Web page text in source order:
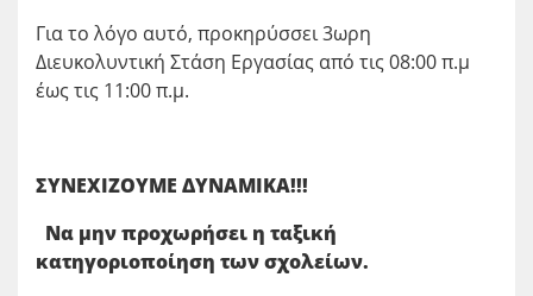
Για το λόγο αυτό, προκηρύσσει 3ωρη
Διευκολυντική Στάση Εργασίας από τις 08:00 π.μ
έως τις 11:00 π.μ.
ΣΥΝΕΧΙΖΟΥΜΕ ΔΥΝΑΜΙΚΑ!!!
Να μην προχωρήσει η ταξική
κατηγοριοποίηση των σχολείων.